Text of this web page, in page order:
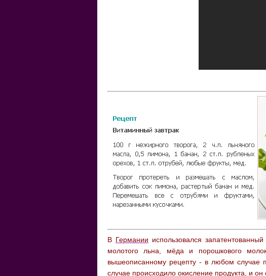
В Германии использовался
молотого льна, мёда и порошкового
вышеописанному рецепту - в любом случае
случае происходило окисление продукта, и